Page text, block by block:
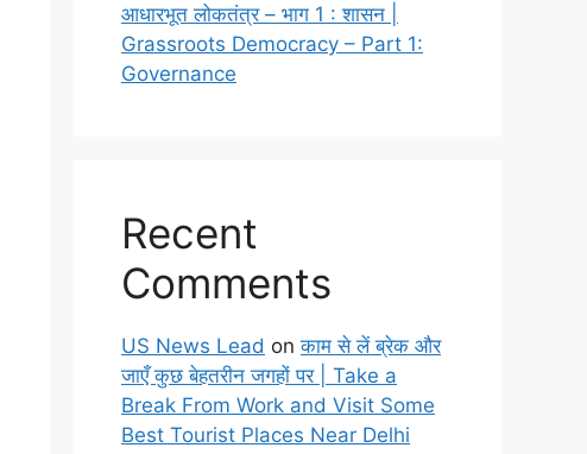
आधारभूत लोकतंत्र – भाग 1 : शासन |
Grassroots Democracy – Part 1:
Governance
Recent
Comments
US News Lead onकाम से लें ब्रेक और
जाएँ कुछ बेहतरीन जगहों पर | Take a
Break From Work and Visit Some
Best Tourist Places Near Delhi